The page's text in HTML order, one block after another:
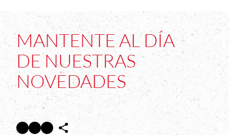
MANTENTE AL DÍA
DE NUESTRAS
NOVEDADES
Facebook Abre en nueva ventana
Twitter Abre en nueva ventana
InstagramAbre en nueva ventana